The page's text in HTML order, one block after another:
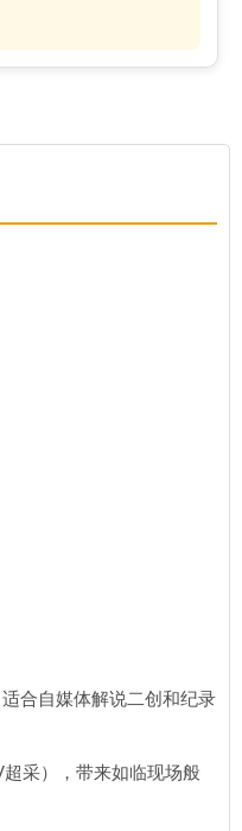
适合自媒体解说二创和纪录
超采），带来如临现场般